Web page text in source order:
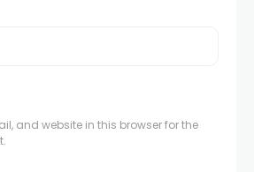
and website in this browser for the